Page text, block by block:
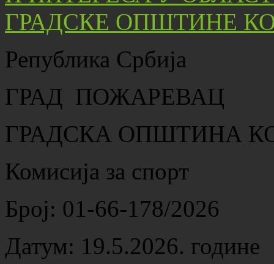
Република Србија
ГРАД ПОЖАРЕВАЦ
ГРАДСКА ОПШТИНА
Комисија за спорт
Број: 01-66-178/2026
Датум: 19.5.2026. године